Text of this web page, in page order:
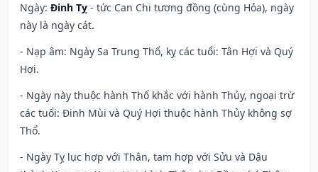
Ngày: Đinh Tỵ - tức Can Chi tương đồng (cùng Hỏa), ngày
này là ngày cát.
- Nạp âm: Ngày Sa Trung Thổ, kỵ các tuổi: Tân Hợi và Quý
Hợi.
- Ngày này thuộc hành Thổ khắc với hành Thủy, ngoại trừ
các tuổi: Đinh Mùi và Quý Hợi thuộc hành Thủy không sợ
Thổ.
- Ngày Tỵ lục hợp với Thân, tam hợp với Sửu và Dậu